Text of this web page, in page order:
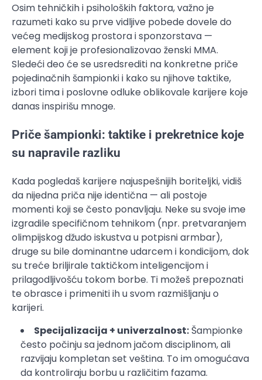
Osim tehničkih i psiholoških faktora, važno je
razumeti kako su prve vidljive pobede dovele do
većeg medijskog prostora i sponzorstava —
element koji je profesionalizovao ženski MMA.
Sledeći deo će se usredsrediti na konkretne priče
pojedinačnih šampionki i kako su njihove taktike,
izbori tima i poslovne odluke oblikovale karijere koje
danas inspirišu mnoge.
Priče šampionki: taktike i prekretnice koje
su napravile razliku
Kada pogledaš karijere najuspešnijih boriteljki, vidiš
da nijedna priča nije identična — ali postoje
momenti koji se često ponavljaju. Neke su svoje ime
izgradile specifičnom tehnikom (npr. pretvaranjem
olimpijskog džudo iskustva u potpisni armbar),
druge su bile dominantne udarcem i kondicijom, dok
su treće briljirale taktičkom inteligencijom i
prilagodljivošću tokom borbe. Ti možeš prepoznati
te obrasce i primeniti ih u svom razmišljanju o
karijeri.
Specijalizacija + univerzalnost: Šampionke
često počinju sa jednom jačom disciplinom, ali
razvijaju kompletan set veština. To im omogućava
da kontroliraju borbu u različitim fazama.